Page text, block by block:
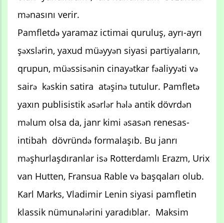
mənasını verir.
Pamfletdə yaramaz ictimai quruluş, ayrı-ayrı
şəxslərin, yaxud müəyyən siyasi partiyaların,
qrupun, müəssisənin cinayətkar fəaliyyəti və
sairə kəskin satira atəşinə tutulur. Pamfletə
yaxın publisistik əsərlər hələ antik dövrdən
məlum olsa da, janr kimi əsasən renesas-
intibah dövründə formalaşıb. Bu janrı
məşhurlaşdıranlar isə Rotterdamlı Erazm, Urix
van Hutten, Fransua Rable və başqaları olub.
Karl Marks, Vladimir Lenin siyasi pamfletin
klassik nümunələrini yaradıblar. Maksim